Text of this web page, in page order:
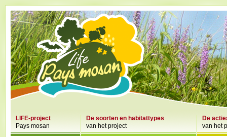
LIFE-project
Pays mosan
De soorten en habitattypes
van het project
De
van het